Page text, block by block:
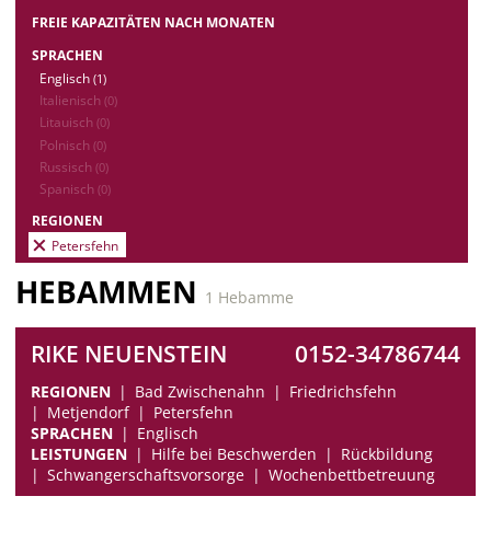
FREIE KAPAZITÄTEN NACH MONATEN
SPRACHEN
Englisch (1)
Italienisch (0)
Litauisch (0)
Polnisch (0)
Russisch (0)
Spanisch (0)
REGIONEN
Petersfehn
HEBAMMEN 1 Hebamme
RIKE NEUENSTEIN 0152-34786744
REGIONEN Bad Zwischenahn
Friedrichsfehn
Metjendorf
Petersfehn
SPRACHEN
Englisch
LEISTUNGEN
Hilfe bei Beschwerden
Rückbildung
Schwangerschaftsvorsorge
Wochenbettbetreuung